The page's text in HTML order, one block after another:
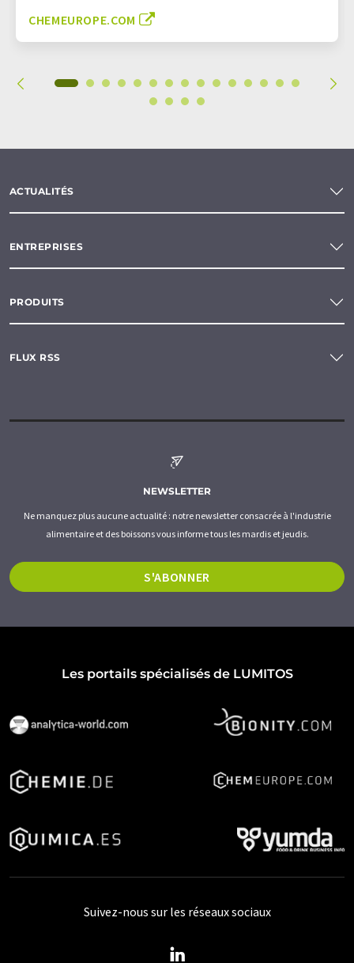
CHEMEUROPE.COM
ACTUALITÉS
ENTREPRISES
PRODUITS
FLUX RSS
NEWSLETTER
Ne manquez plus aucune actualité : notre newsletter consacrée à l'industrie
alimentaire et des boissons vous informe tous les mardis et jeudis.
S'ABONNER
Les portails spécialisés de LUMITOS
Suivez-nous sur les réseaux sociaux